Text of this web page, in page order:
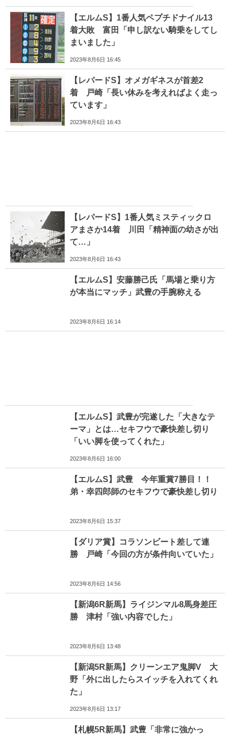
【エルムS】1番人気ペプチドナイル13
着大敗 富田「申し訳ない騎乗をしてし
まいました」
2023年8月6日 16:45
【レパードS】オメガギネスが首差2
着 戸崎「長い休みを考えればよく走っ
ています」
2023年8月6日 16:43
【レパードS】1番人気ミスティックロ
アまさか14着 川田「精神面の幼さが出
て…」
2023年8月6日 16:43
【エルムS】安藤勝己氏「馬場と乗り方
が本当にマッチ」武豊の手腕称える
2023年8月6日 16:14
【エルムS】武豊が完遂した「大きなテ
ーマ」とは…セキフウで豪快差し切り
「いい脚を使ってくれた」
2023年8月6日 16:00
【エルムS】武豊 今年重賞7勝目！！
弟・幸四郎師のセキフウで豪快差し切り
2023年8月6日 15:37
【ダリア賞】コラソンビート差して連
勝 戸崎「今回の方が条件向いていた」
2023年8月6日 14:56
【新潟6R新馬】ライジンマル8馬身差圧
勝 津村「強い内容でした」
2023年8月6日 13:48
【新潟5R新馬】クリーンエア鬼脚V 大
野「外に出したらスイッチを入れてくれ
た」
2023年8月6日 13:17
【札幌5R新馬】武豊「非常に強かっ